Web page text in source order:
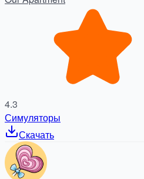
4.3
Симуляторы
Скачать